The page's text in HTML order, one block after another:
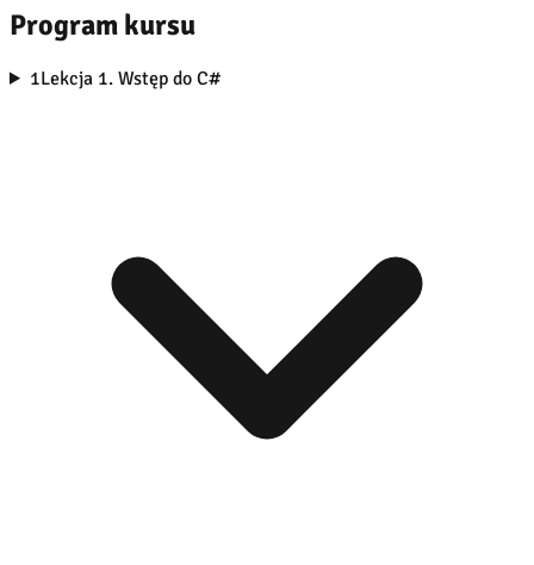
Program kursu
1Lekcja 1. Wstęp do C#